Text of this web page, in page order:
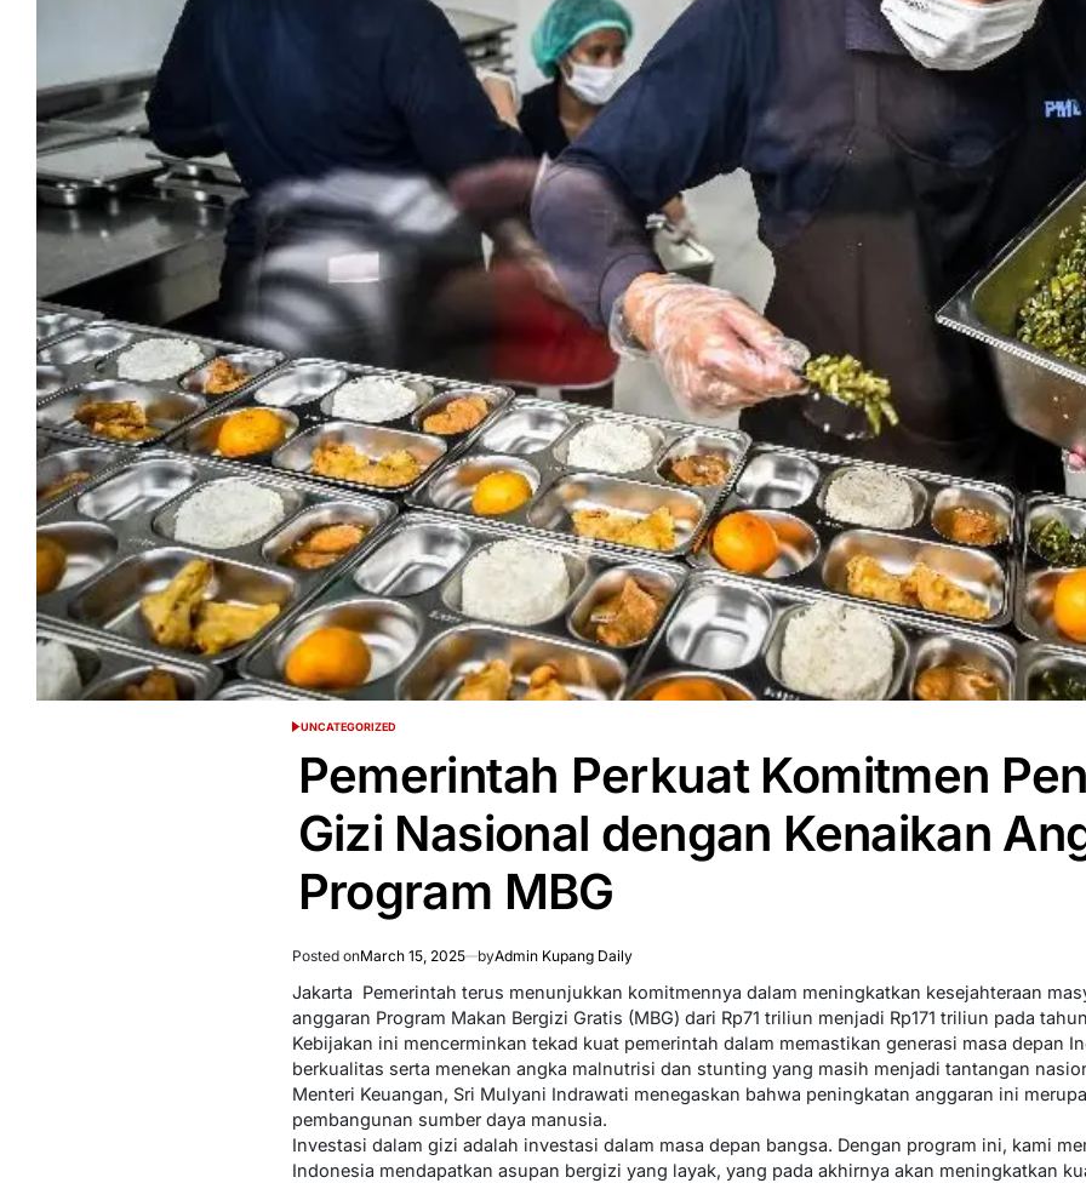
POSTED
UNCATEGORIZED
Pemerintah Perkuat Komitmen
Gizi Nasional dengan Kenaikan
Program MBG
Posted onMarch 15, 2025 byAdmin Kupang Daily
Jakarta  Pemerintah terus menunjukkan komitmennya dalam meningkatkan kesejahteraan
anggaran Program Makan Bergizi Gratis (MBG) dari Rp71 triliun menjadi Rp171 triliun pada
Kebijakan ini mencerminkan tekad kuat pemerintah dalam memastikan generasi masa depan
berkualitas serta menekan angka malnutrisi dan stunting yang masih menjadi tantangan
Menteri Keuangan, Sri Mulyani Indrawati menegaskan bahwa peningkatan anggaran ini
pembangunan sumber daya manusia.
Investasi dalam gizi adalah investasi dalam masa depan bangsa. Dengan program ini, kami
Indonesia mendapatkan asupan bergizi yang layak, yang pada akhirnya akan meningkatkan